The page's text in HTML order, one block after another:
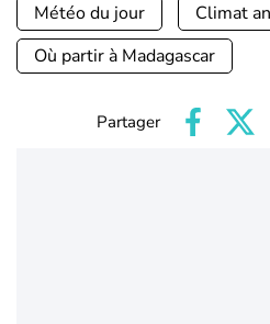
Météo du jour
Climat
Où partir à Madagascar
Partager